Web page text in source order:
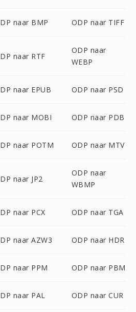
naar BMP ODP naar TIFF
naar RTF
ODP naar
WEBP
naar EPUB ODP naar PSD
naar MOBI ODP naar PDB
naar POTM ODP naar MTV
naar JP2
ODP naar
WBMP
naar PCX ODP naar TGA
naar AZW3 ODP naar HDR
naar PPM ODP naar PBM
naar PAL ODP naar CUR